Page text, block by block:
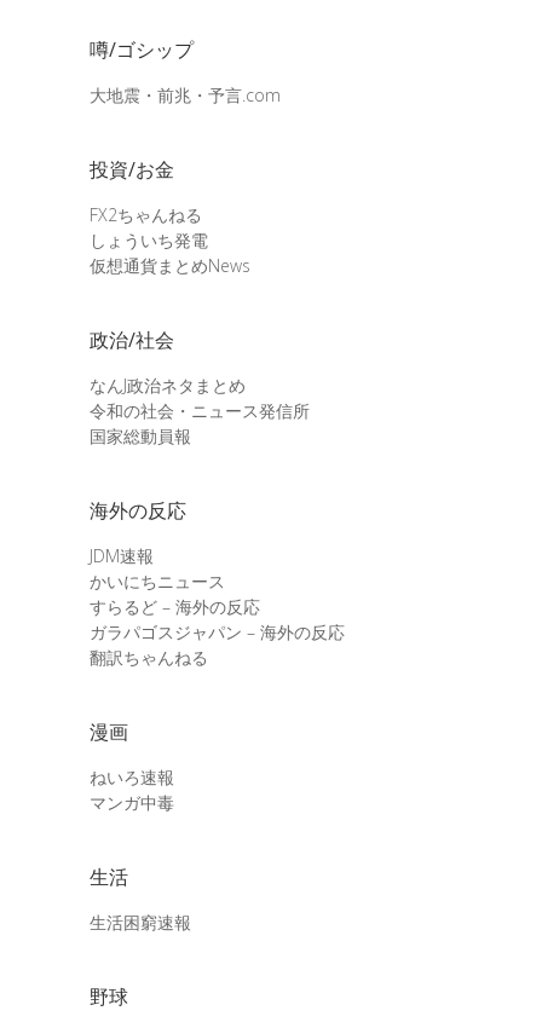
噂/ゴシップ
大地震・前兆・予言.com
投資/お金
FX2ちゃんねる
しょういち発電
仮想通貨まとめNews
政治/社会
なんJ政治ネタまとめ
令和の社会・ニュース発信所
国家総動員報
海外の反応
JDM速報
かいにちニュース
すらるど – 海外の反応
ガラパゴスジャパン – 海外の反応
翻訳ちゃんねる
漫画
ねいろ速報
マンガ中毒
生活
生活困窮速報
野球